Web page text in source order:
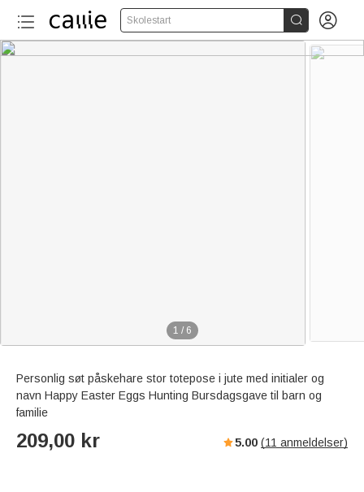
Skolestart  
1 / 6
Personlig søt påskehare stor totepose i jute med initialer og
navn Happy Easter Eggs Hunting Bursdagsgave til barn og
familie
209,00 kr 5.00 (11 anmeldelser)